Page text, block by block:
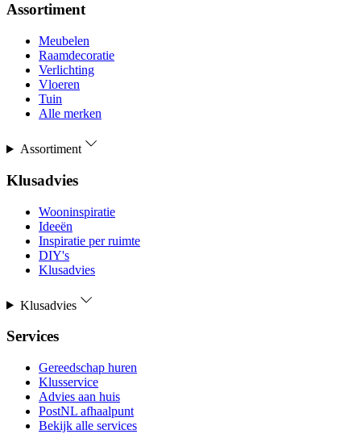
Assortiment
Meubelen
Raamdecoratie
Verlichting
Vloeren
Tuin
Alle merken
Assortiment
Klusadvies
Wooninspiratie
Ideeën
Inspiratie per ruimte
DIY's
Klusadvies
Klusadvies
Services
Gereedschap huren
Klusservice
Advies aan huis
PostNL afhaalpunt
Bekijk alle services